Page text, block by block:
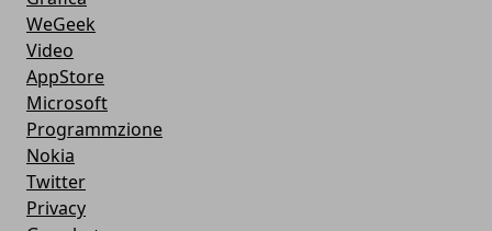
WeGeek
Video
AppStore
Microsoft
Programmzione
Nokia
Twitter
Privacy